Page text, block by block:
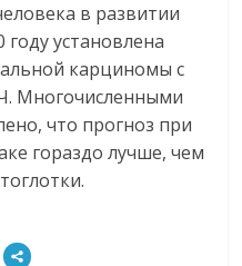
в развитии
году установлена
карциномы с
Многочисленными
что прогноз при
гораздо лучше, чем